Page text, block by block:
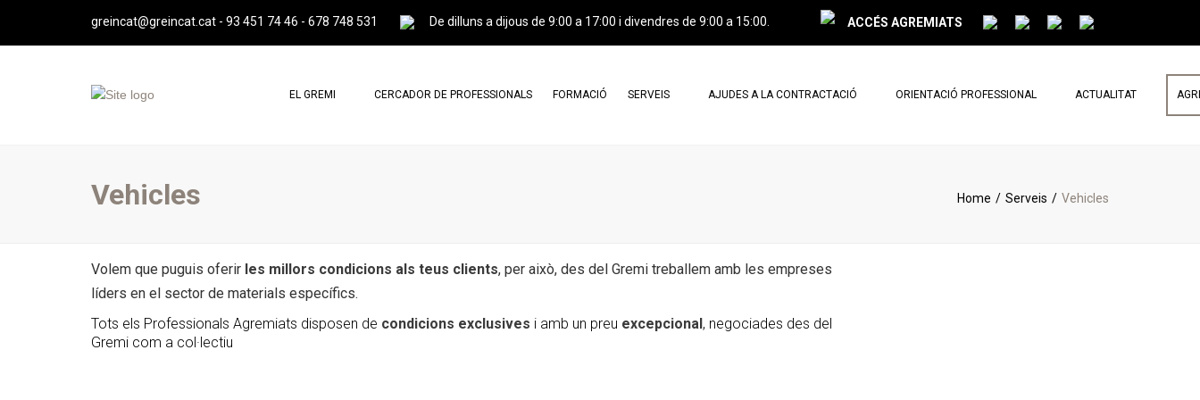
greincat@greincat.cat - 93 451 74 46 - 678 748 531 De dilluns a dijous de 9:00 a 17:00 i divendres de 9:00 a 15:00. ACCÉS AGREMIATS
EL GREMI
REPRESENTACIÓ INSTITUCIONAL
IMATGE CORPORATIVA
ESTATUTS GREMI
CERCADOR DE PROFESSIONALS FORMACIÓ SERVEIS
PUBLICITAT
TRASPASSOS
AJUDES A LA CONTRACTACIÓ ORIENTACIÓ PROFESSIONAL ACTUALITAT
BUTLLETÍ MENSUAL
Vehicles Home Serveis Vehicles
Volem que puguis oferir les millors condicions als teus clients, per això, des del Gremi treballem amb les empreses
líders en el sector de materials específics.
Tots els Professionals Agremiats disposen de condicions exclusives i amb un preu excepcional, negociades des del
Gremi com a col·lectiu